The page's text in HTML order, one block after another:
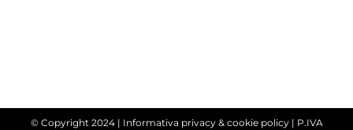
© Copyright 2024 | Informativa privacy & cookie policy| P.IVA